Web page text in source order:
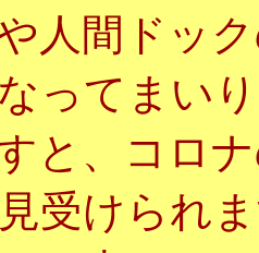
人間ドッ
ってまい
と、コロ
受けられ